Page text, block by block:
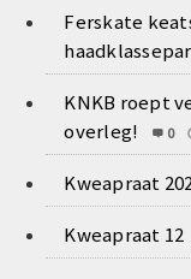
Ferskate
KNKB roept
overleg!
0
Kweapraat
Kweapraat 12